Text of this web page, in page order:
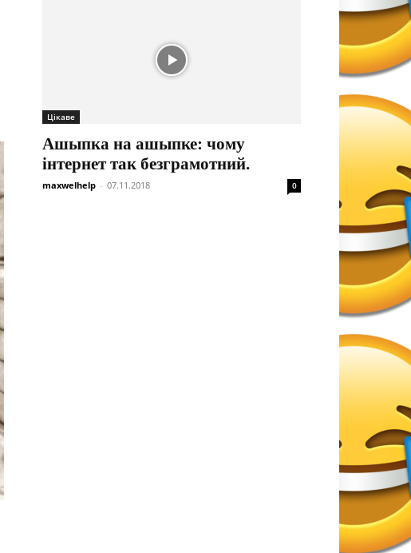
Цікаве
Ашыпка на ашыпке: чому
інтернет так безграмотний.
maxwelhelp - 07.11.2018 0